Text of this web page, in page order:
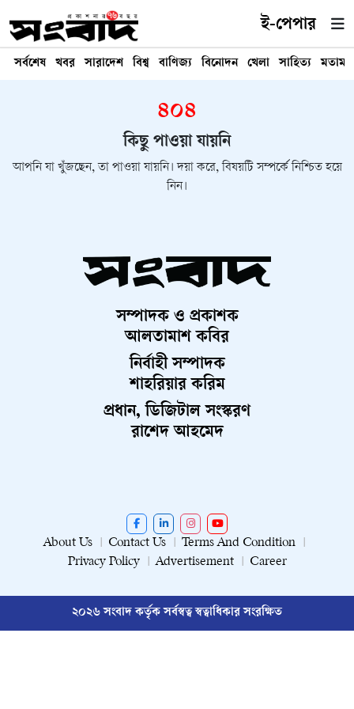
ই-পেপার
সর্বশেষ খবর সারাদেশ বিশ্ব বাণিজ্য বিনোদন খেলা সাহিত্য মতামত
৪০৪
কিছু পাওয়া যায়নি
আপনি যা খুঁজছেন, তা পাওয়া যায়নি। দয়া করে, বিষয়টি সম্পর্কে নিশ্চিত হয়ে
নিন।
সম্পাদক ও প্রকাশক
আলতামাশ কবির
নির্বাহী সম্পাদক
শাহরিয়ার করিম
প্রধান, ডিজিটাল সংস্করণ
রাশেদ আহমেদ
About Us Contact Us
Terms And Condition
Privacy Policy
Advertisement Career
২০২৬ সংবাদ কর্তৃক সর্বস্বত্ব স্বত্বাধিকার সংরক্ষিত